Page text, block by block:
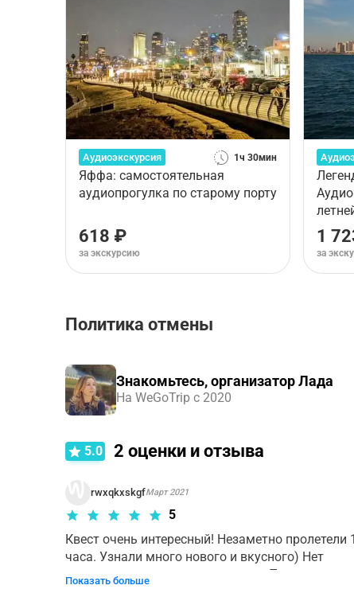
Аудиоэкскурсия 1ч 30мин
Яффа: самостоятельная
аудиопрогулка по старому порту
618 ₽
за экскурсию
1
за
Политика отмены
Правила отмены зависят от типа выбранного
Аудиоэкскурсия.
Знакомьтесь, организатор Лада
На WeGoTrip с 2020
5.0 2 оценки и отзыва
rwxqkxskgfМарт 2021
5
Квест очень интересный! Незаметно пролетели
часа. Узнали много нового и вкусного) Нет
ощущения скуки и затяженности. Получили
Показать больше